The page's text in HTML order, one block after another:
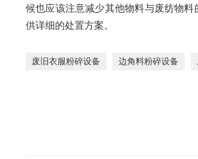
候也应该注意减少其他物料与废纺物
供详细的处置方案。
废旧衣服粉碎设备 边角料粉碎设备